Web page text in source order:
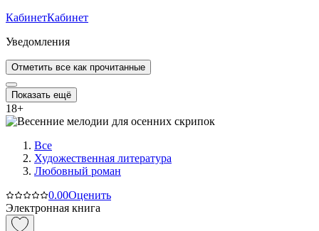
КабинетКабинет
Уведомления
Отметить все как прочитанные
Показать ещё
18+
Все
Художественная литература
Любовный роман
0.00Оценить
Электронная книга